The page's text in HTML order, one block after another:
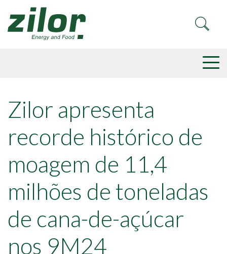
Zilor apresenta
recorde histórico de
moagem de 11,4
milhões de toneladas
de cana-de-açúcar
nos 9M24